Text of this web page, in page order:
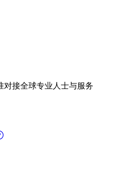
对接全球专业人士与服务